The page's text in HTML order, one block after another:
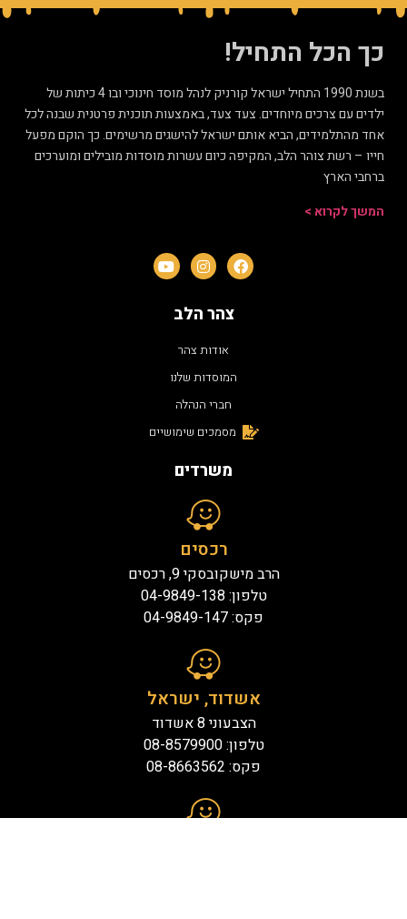
כך הכל התחיל!
בשנת 1990 התחיל ישראל קורניק לנהל מוסד חינוכי ובו 4 כיתות של
ילדים עם צרכים מיוחדים. צעד צעד, באמצעות תוכנית פרטנית שבנה לכל
אחד מהתלמידים, הביא אותם ישראל להישגים מרשימים. כך הוקם מפעל
חייו – רשת צוהר הלב, המקיפה כיום עשרות מוסדות מובילים ומוערכים
ברחבי הארץ
המשך לקרוא >
צהר הלב
אודות צהר
המוסדות שלנו
חברי הנהלה
מסמכים שימושיים
משרדים
רכסים
הרב מישקובסקי 9, רכסים
טלפון: 04-9849-138
פקס: 04-9849-147
אשדוד, ישראל
הצבעוני 8 אשדוד
טלפון: 08-8579900
פקס: 08-8663562